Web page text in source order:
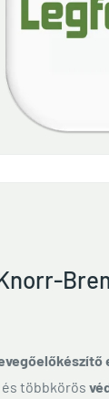
és többkörös